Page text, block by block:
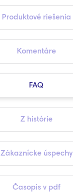
Produktové riešenia
Komentáre
FAQ
Z histórie
Zákaznícke úspechy
Časopis v pdf